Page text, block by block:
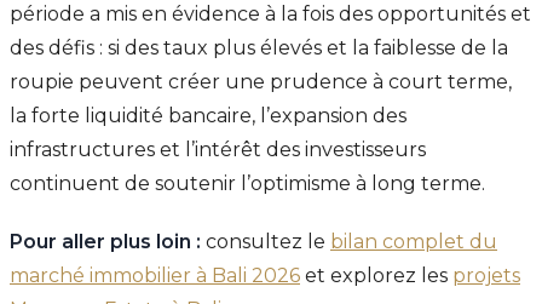
période a mis en évidence à la fois des opportunités et
des défis : si des taux plus élevés et la faiblesse de la
roupie peuvent créer une prudence à court terme,
la forte liquidité bancaire, l’expansion des
infrastructures et l’intérêt des investisseurs
continuent de soutenir l’optimisme à long terme.
Pour aller plus loin : consultez le bilan complet du
marché immobilier à Bali 2026 et explorez les projets